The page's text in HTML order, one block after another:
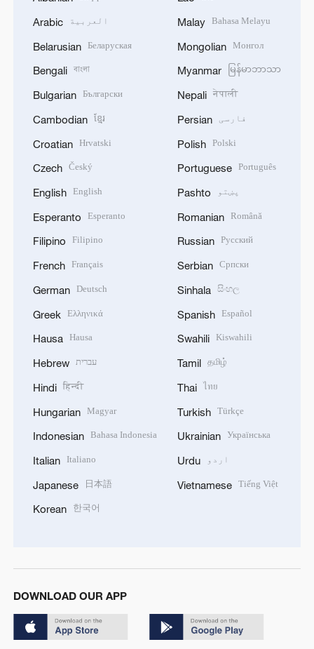
Arabic العربية
Belarusian Беларуская
Bengali বাংলা
Bulgarian Български
Cambodian ខ្មែរ
Croatian Hrvatski
Czech Český
English English
Esperanto Esperanto
Filipino Filipino
French Français
German Deutsch
Greek Ελληνικά
Hausa Hausa
Hebrew עברית
Hindi हिन्दी
Hungarian Magyar
Indonesian Bahasa Indonesia
Italian Italiano
Japanese 日本語
Korean 한국어
Malay Bahasa Melayu
Mongolian Монгол
Myanmar မြန်မာဘာသာ
Nepali नेपाली
Persian فارسی
Polish Polski
Portuguese Português
Pashto پښتو
Romanian Română
Russian Русский
Serbian Српски
Sinhala සිංහල
Spanish Español
Swahili Kiswahili
Tamil தமிழ்
Thai ไทย
Turkish Türkçe
Ukrainian Українська
Urdu اردو
Vietnamese Tiếng Việt
DOWNLOAD OUR APP